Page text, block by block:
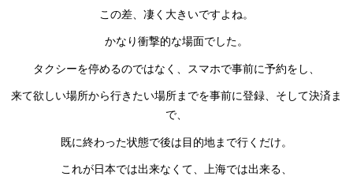
この差、凄く大きいですよね。
かなり衝撃的な場面でした。
タクシーを停めるのではなく、スマホで事前に予約をし、
来て欲しい場所から行きたい場所までを事前に登録、そして決済ま
で、
既に終わった状態で後は目的地まで行くだけ。
これが日本では出来なくて、上海では出来る、